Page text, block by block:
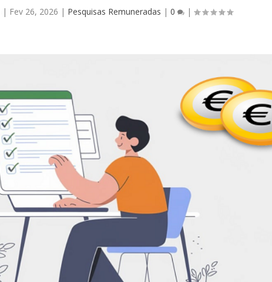
| Fev 26, 2026 | Pesquisas Remuneradas |0 |